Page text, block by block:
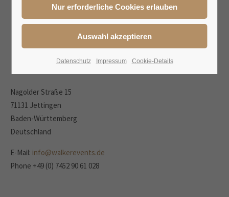
Nagolder Straße 15
71131 Jettingen
Baden-Württemberg
Deutschland
E-Mail: info@walkerevents.de
Phone +49 (0) 7452 90 61 028
Datenschutz Impressum Cookie-Details